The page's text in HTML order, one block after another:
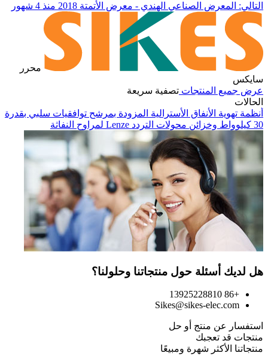
التالي: المعرض الصناعي الهندي - معرض الأتمتة 2018 منذ 4 شهور
محرر
سايكس
عرض جميع المنتجات تصفية سريعة
الحالات
أنظمة تهوية الأنفاق الأسترالية المزودة بمرشح توافقيات سلبي بقدرة
30 كيلوواط وخزائن محولات التردد Lenze لمراوح النفاثة
هل لديك أسئلة حول منتجاتنا وحلولنا؟
+86 13925228810
Sikes@sikes-elec.com
استفسار عن منتج أو حل
منتجات قد تعجبك
منتجاتنا الأكثر شهرة ومبيعًا